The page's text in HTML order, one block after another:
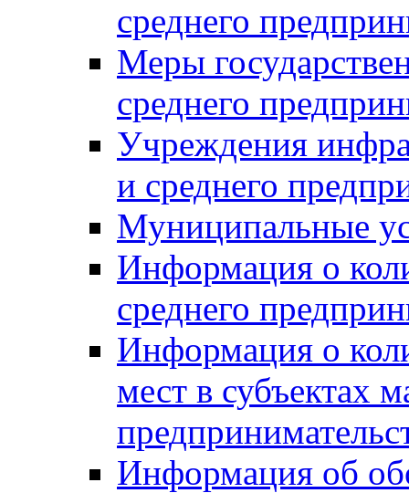
среднего
Меры
среднего
Учреждения
и среднего
Муниципальные
Информация о
среднего
Информация о
мест в субъектах
Информация об